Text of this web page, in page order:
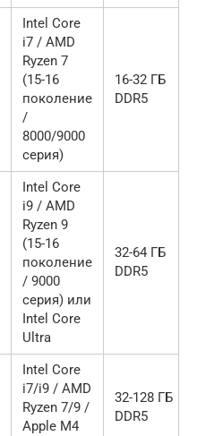
Intel Core
i7 / AMD
Ryzen 7
(15-16
поколение
/
8000/9000
серия)
16-32 ГБ
DDR5
Intel Core
i9 / AMD
Ryzen 9
(15-16
поколение
/ 9000
серия) или
Intel Core
Ultra
32-64 ГБ
DDR5
Intel Core
i7/i9 / AMD
Ryzen 7/9 /
Apple M4
32-128 ГБ
DDR5